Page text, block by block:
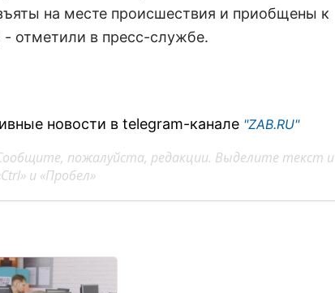
на месте происшествия и приобщены к
- отметили в пресс-службе.
новости в telegram-канале "ZAB.RU"
пожалуйста, редакции. Выделите текст и
и «Пробел»